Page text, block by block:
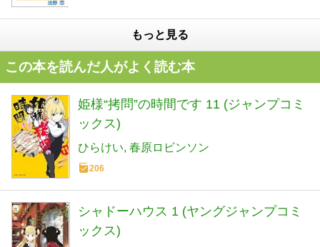
もっと見る
この本を読んだ人がよく読む本
姫様“拷問”の時間です 11 (ジャンプコミ
ックス)
ひらけい 春原ロビンソン
206
シャドーハウス 1 (ヤングジャンプコミ
ックス)